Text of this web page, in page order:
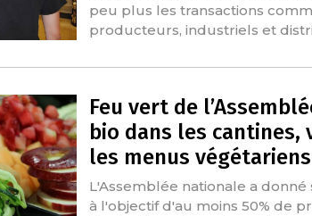
peu plus les transactions
producteurs, industriels et
Feu vert de
bio dans les cantines,
les menus végétariens
L'Assemblée nationale a
à l'objectif d'au moins 50% de